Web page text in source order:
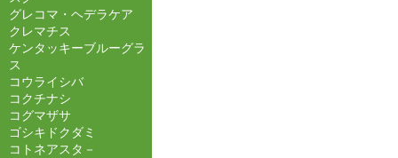
グレコマ・ヘデラケア
クレマチス
ケンタッキーブルーグラ
ス
コウライシバ
コクチナシ
コグマザサ
ゴシキドクダミ
コトネアスタ－